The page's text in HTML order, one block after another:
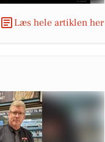
Læs hele artiklen her